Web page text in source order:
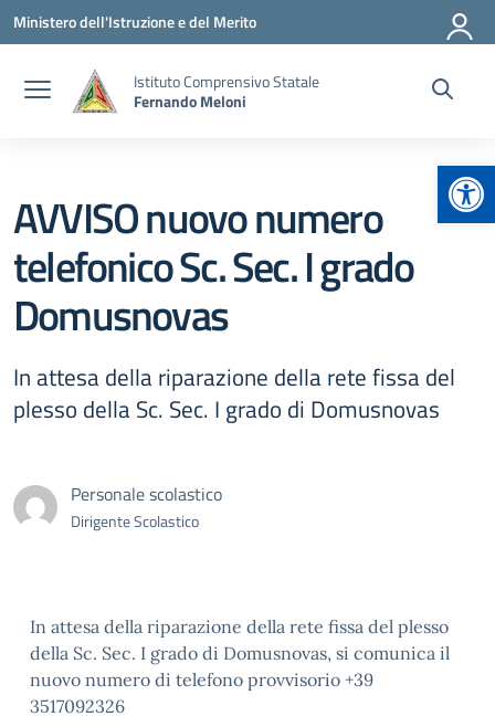
Vai ai contenuti
Vai al menu di navigazione
Vai al footer
Ministero dell'Istruzione e del Merito
Istituto Comprensivo Statale
Fernando Meloni
AVVISO nuovo numero
telefonico Sc. Sec. I grado
Domusnovas
In attesa della riparazione della rete fissa del
plesso della Sc. Sec. I grado di Domusnovas
Personale scolastico
Dirigente Scolastico
In attesa della riparazione della rete fissa del plesso
della Sc. Sec. I grado di Domusnovas, si comunica il
nuovo numero di telefono provvisorio +39
3517092326